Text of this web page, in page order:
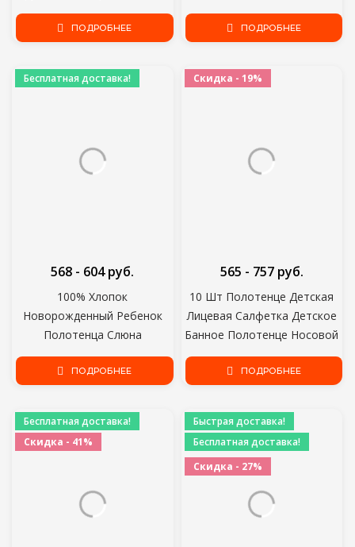
28x28 см Муслин Хлопок
Младенческое Полотенце
Детские Вещи для
Новорожденных
ПОДРОБНЕЕ
Два Слоя Протрите
Полотенце 6 слой плотно
Взрослые детские
Полотенца
ПОДРОБНЕЕ
Бесплатная доставка!
100% Хлопок
Новорожденный Ребенок
Полотенца Слюна
Полотенце Уход Полотенце
Детские Мальчики Девочки
Носовой Платок
Дропшиппинг KF011
568 - 604 руб.
ПОДРОБНЕЕ
Скидка - 19%
10 Шт Полотенце Детская
Лицевая Салфетка Детское
Банное Полотенце Носовой
Платок Хлопчатобумажная
Отрыжка Мягкая
Детская Мочалка
565 - 757 руб.
ПОДРОБНЕЕ
Бесплатная доставка!
Скидка - 41%
Быстрая доставка!
Бесплатная доставка!
Скидка - 27%